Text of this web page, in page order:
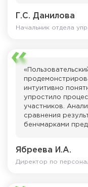
варианты
способствовало
настроения в
дальнейшего
Отдельно хотим
проявившего
внимательное
участие
позволило
Г.С. Данилова
Начальник отдела
интуитивно
упростило
участников.
сравнения
бенчмарками
направлений
обеспечила
всех этапах
Ябреева И.А.
Директор по